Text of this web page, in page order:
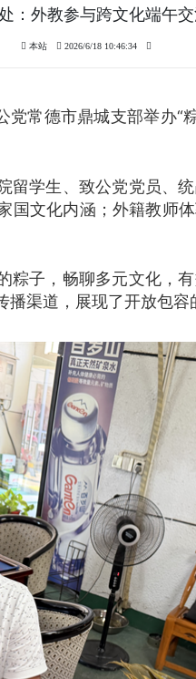
：外教参与跨文化端午
本站 2026/6/18 10:46:34
党常德市鼎城支部举办“
留学生、致公党党员、
国文化内涵；外籍教师
粽子，畅聊多元文化，
渠道，展现了开放包容